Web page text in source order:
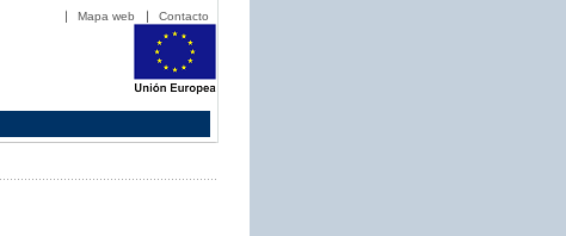
Mapa web Contacto